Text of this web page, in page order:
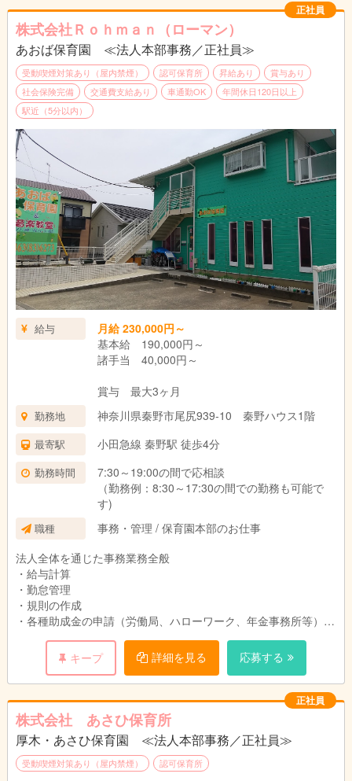
その他、法人事務に関する業務全般
★☆★☆★☆★☆★☆★☆★☆★☆★☆★☆
一般企業などで、総務企画、経理、法務、人事、役員秘書などを
されていた方や法律事務所、会計事務所、社労士事務所に勤務経
験ある方、大歓迎！！
★☆★☆★☆★☆★☆★☆★☆★☆★☆★☆
≪応募要件について≫
※社会福祉法人の法人本部事務経験者
※認可保育園の法人本部事務局経験者
※民間企業人事部、社労士事務所や会計事務所で一定の勤務経験
ある方
※PCスキル中級以上必須
正社員
株式会社Ｒｏｈｍａｎ（ローマン）
あおば保育園 ≪法人本部事務／正社員≫
受動喫煙対策あり（屋内禁煙） 認可保育所 昇給あり
賞与あり
社会保険完備
交通費支給あり 車通勤OK
年間休日120日以上
駅近（5分以内）
給与
月給 230,000円～
基本給 190,000円～
諸手当 40,000円～
賞与 最大3ヶ月
勤務地 神奈川県秦野市尾尻939-10 秦野ハウス1階
最寄駅 小田急線 秦野駅 徒歩4分
勤務時間
7:30～19:00の間で応相談
（勤務例：8:30～17:30の間での勤務も可能で
す)
職種
事務・管理 / 保育園本部のお仕事
法人全体を通じた事務業務全般
・給与計算
・勤怠管理
・規則の作成
・各種助成金の申請（労働局、ハローワーク、年金事務所等）
・本部役員補佐
・官公署への申請書類作成
その他、法人事務に関する業務全般
★☆★☆★☆★☆★☆★☆★☆★☆★☆★☆
キープ 詳細を見る 応募する
正社員
株式会社 あさひ保育所
厚木・あさひ保育園 ≪法人本部事務／正社員≫
受動喫煙対策あり（屋内禁煙） 認可保育所